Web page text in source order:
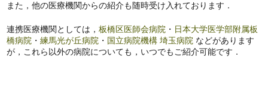
また，他の医療機関からの紹介も随時受け入れております．
連携医療機関としては，板橋区医師会病院 ・ 日本大学医学部附属板
橋病院 ・練馬光が丘病院 ・ 国立病院機構 埼玉病院 などがあります
が，これら以外の病院についても，いつでもご紹介可能です．